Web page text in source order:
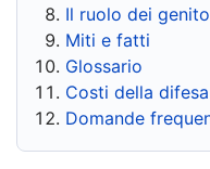
Il ruolo dei
Miti e fatti
Glossario
Costi della difesa
Domande